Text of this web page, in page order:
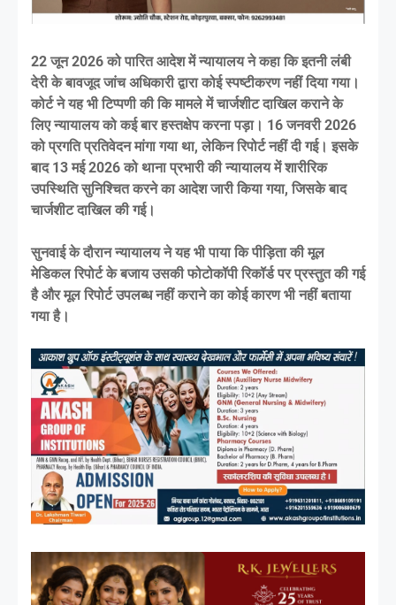
22 जून 2026 को पारित आदेश में न्यायालय ने कहा कि इतनी लंबी
देरी के बावजूद जांच अधिकारी द्वारा कोई स्पष्टीकरण नहीं दिया गया।
कोर्ट ने यह भी टिप्पणी की कि मामले में चार्जशीट दाखिल कराने के
लिए न्यायालय को कई बार हस्तक्षेप करना पड़ा। 16 जनवरी 2026
को प्रगति प्रतिवेदन मांगा गया था, लेकिन रिपोर्ट नहीं दी गई। इसके
बाद 13 मई 2026 को थाना प्रभारी की न्यायालय में शारीरिक
उपस्थिति सुनिश्चित करने का आदेश जारी किया गया, जिसके बाद
चार्जशीट दाखिल की गई।
सुनवाई के दौरान न्यायालय ने यह भी पाया कि पीड़िता की मूल
मेडिकल रिपोर्ट के बजाय उसकी फोटोकॉपी रिकॉर्ड पर प्रस्तुत की गई
है और मूल रिपोर्ट उपलब्ध नहीं कराने का कोई कारण भी नहीं बताया
गया है।